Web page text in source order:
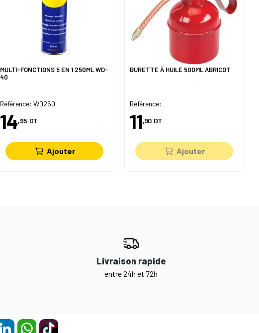
MULTI-FONCTIONS 5 EN 1 250ML WD-
40
Référence: WD250
14,95 DT
Ajouter
BURETTE À HUILE 500ML ABRICOT
Référence:
11,90 DT
Ajouter
Livraison rapide
entre 24h et 72h